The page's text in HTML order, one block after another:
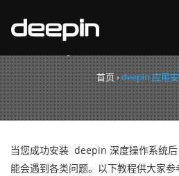
deepin 应用
首页›deepin 应用
当您成功安装 deepin 深度操作系统
能会遇到各类问题。以下教程供大家